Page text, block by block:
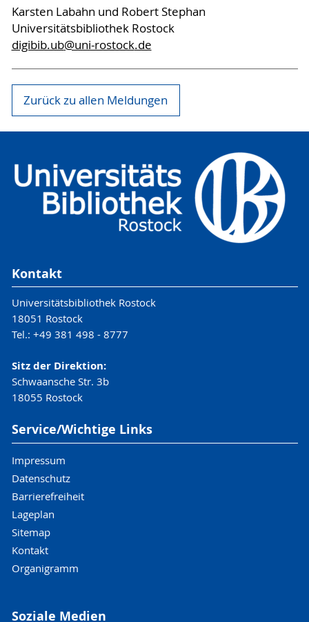
Karsten Labahn und Robert Stephan
Universitätsbibliothek Rostock
digibib.ub@uni-rostock.de
Zurück zu allen Meldungen
Kontakt
Universitätsbibliothek Rostock
18051 Rostock
Tel.: +49 381 498 - 8777
Sitz der Direktion:
Schwaansche Str. 3b
18055 Rostock
Service/Wichtige Links
Impressum
Datenschutz
Barrierefreiheit
Lageplan
Sitemap
Kontakt
Organigramm
Soziale Medien